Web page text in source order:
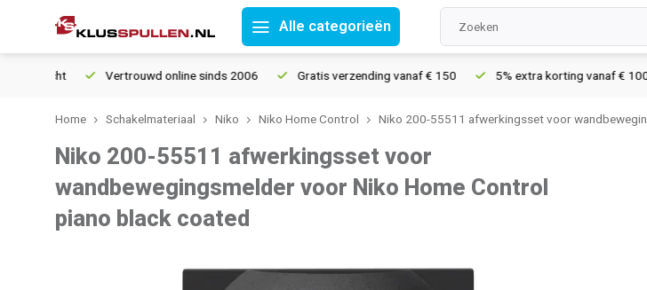
Alle categorieën
Vertrouwd online sinds 2006 Gratis verzending vanaf € 150 5% extra korting vanaf € 1000
Home Schakelmateriaal Niko Niko Home Control Niko 200-55511 afwerkingsset voor
Niko 200-55511 afwerkingsset voor
wandbewegingsmelder voor Niko Home Control
piano black coated